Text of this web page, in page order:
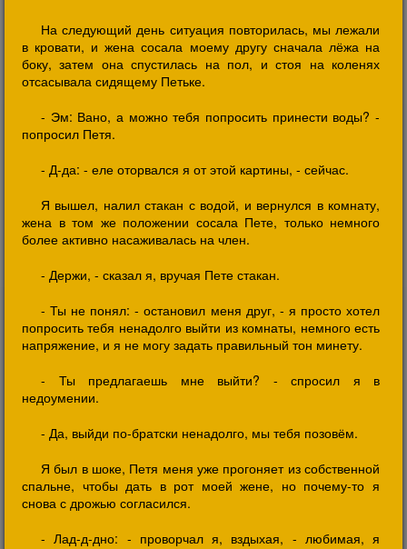
На следующий день ситуация повторилась, мы лежали
в кровати, и жена сосала моему другу сначала лёжа на
боку, затем она спустилась на пол, и стоя на коленях
отсасывала сидящему Петьке.
- Эм: Вано, а можно тебя попросить принести воды? -
попросил Петя.
- Д-да: - еле оторвался я от этой картины, - сейчас.
Я вышел, налил стакан с водой, и вернулся в комнату,
жена в том же положении сосала Пете, только немного
более активно насаживалась на член.
- Держи, - сказал я, вручая Пете стакан.
- Ты не понял: - остановил меня друг, - я просто хотел
попросить тебя ненадолго выйти из комнаты, немного есть
напряжение, и я не могу задать правильный тон минету.
- Ты предлагаешь мне выйти? - спросил я в
недоумении.
- Да, выйди по-братски ненадолго, мы тебя позовём.
Я был в шоке, Петя меня уже прогоняет из собственной
спальне, чтобы дать в рот моей жене, но почему-то я
снова с дрожью согласился.
- Лад-д-дно: - проворчал я, вздыхая, - любимая, я